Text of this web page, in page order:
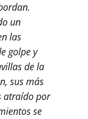
un
las
golpe y
de la
sus más
atraído por
se